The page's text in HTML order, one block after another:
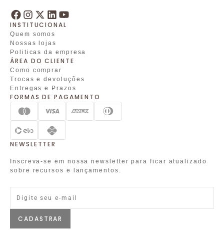
INSTITUCIONAL
Quem somos
Nossas lojas
Politicas da empresa
ÁREA DO CLIENTE
Como comprar
Trocas e devoluções
Entregas e Prazos
FORMAS DE PAGAMENTO
NEWSLETTER
Inscreva-se em nossa newsletter para ficar atualizado
sobre recursos e lançamentos.
CADASTRAR